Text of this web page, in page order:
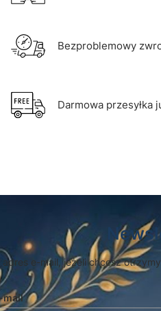
Bezproblemowy
Darmowa przesyłka
adres e-mail, jeżeli chcesz
mail